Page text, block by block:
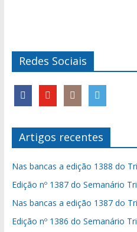
Redes Sociais
Artigos recentes
Nas bancas a edição 1388 do
Edição nº 1387 do Semanário
Nas bancas a edição 1387 do
Edição nº 1386 do Semanário